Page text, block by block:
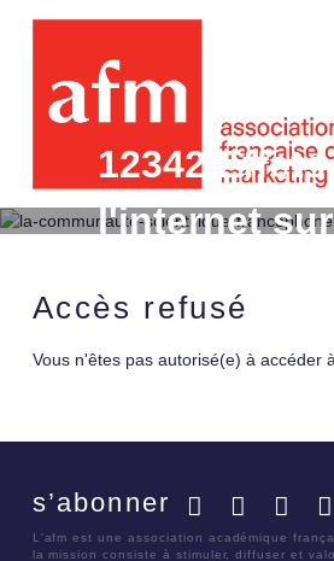
12342
l'internet
Accès refusé
Vous n'êtes pas autorisé(e) à accéder
s’abonner
L'afm est une association académique
la mission consiste à stimuler, diffuser et